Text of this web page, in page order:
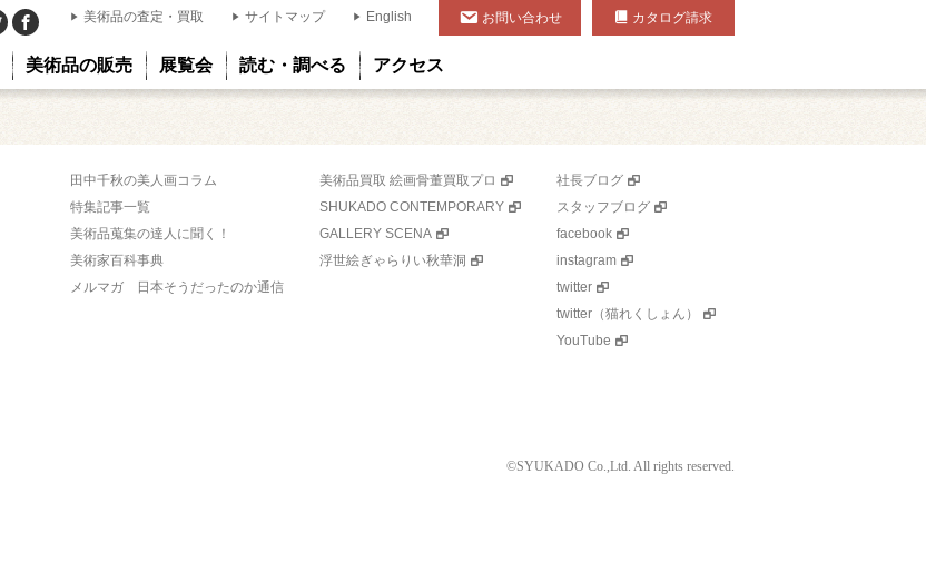
美術品の販売 展覧会 読む・調べる アクセス
美術品の査定・買取 サイトマップ English お問い合わせ カタログ請求
田中千秋の美人画コラム
特集記事一覧
美術品蒐集の達人に聞く！
美術家百科事典
メルマガ 日本そうだったのか通信
美術品買取 絵画骨董買取プロ
SHUKADO CONTEMPORARY
GALLERY SCENA
浮世絵ぎゃらりい秋華洞
社長ブログ
スタッフブログ
facebook
instagram
twitter
twitter（猫れくしょん）
YouTube
©SYUKADO Co.,Ltd. All rights reserved.